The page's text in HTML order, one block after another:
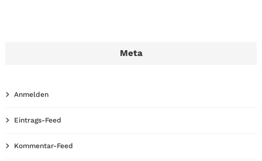
Meta
Anmelden
Eintrags-Feed
Kommentar-Feed